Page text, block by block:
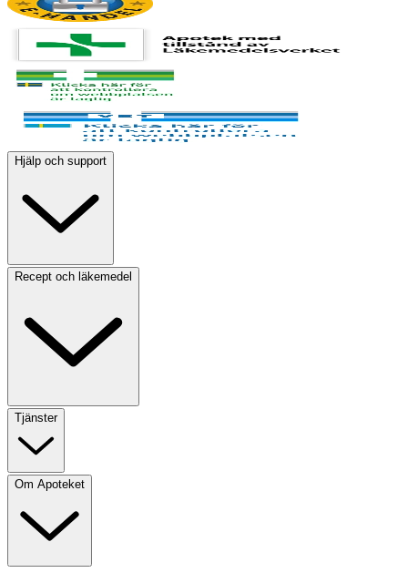
Hjälp och support
Recept och läkemedel
Tjänster
Om Apoteket